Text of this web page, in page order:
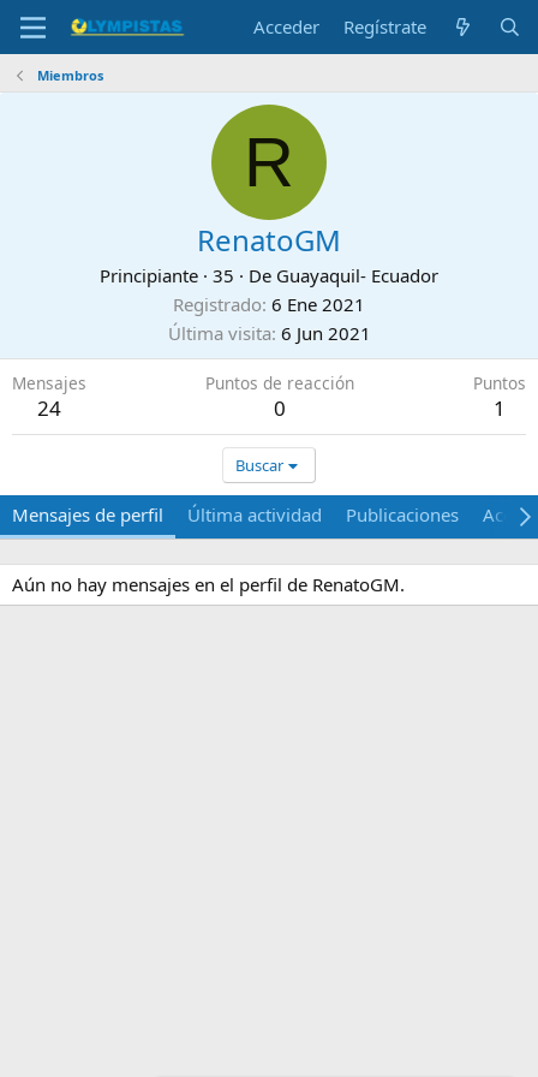
Acceder Regístrate
Miembros
R
RenatoGM
Principiante · 35 · De Guayaquil- Ecuador
Registrado 6 Ene 2021
Última visita 6 Jun 2021
Mensajes
24
Puntos de reacción
0
Puntos
1
Buscar
Mensajes de perfil Última actividad Publicaciones Acerca
Aún no hay mensajes en el perfil de RenatoGM.